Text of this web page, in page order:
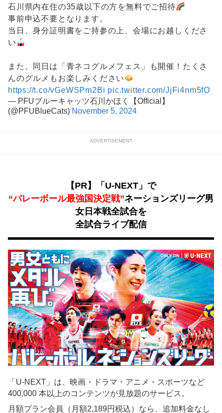
石川県内在住の35歳以下の方を無料でご招待
事前申込不要となります。
当日、身分証明書をご持参の上、会場にお越しくださ
い
また、同日は「青ネコグルメフェス」も開催！たくさ
んのグルメもお楽しみください
https://t.co/vGeWSPm2Bi pic.twitter.com/JjFi4nm5fO
— PFUブルーキャッツ石川かほく【Official】
(@PFUBlueCats) November 5, 2024
ADVERTISEMENT
【PR】「U-NEXT」で
“バレーボール最強国決定戦”ネーションズリーグ男
女日本戦全試合を
全試合ライブ配信
「U-NEXT」は、映画・ドラマ・アニメ・スポーツなど
400,000 本以上のコンテンツが見放題のサービス。
月額プラン会員（月額2,189円税込）なら、追加料金なし